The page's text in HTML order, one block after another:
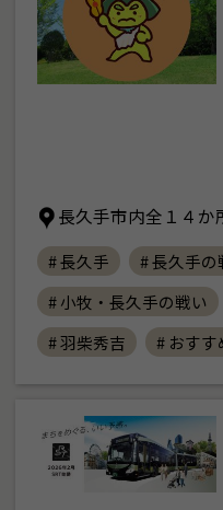
長久手市内全１４か
# 長久手
# 長久手の
# 小牧・長久手の戦い
# 羽柴秀吉
# おすす